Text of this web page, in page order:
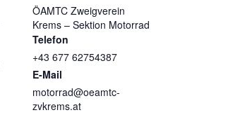
ÖAMTC Zweigverein
Krems – Sektion Motorrad
Telefon
+43 677 62754387
E-Mail
motorrad@oeamtc-
zvkrems.at